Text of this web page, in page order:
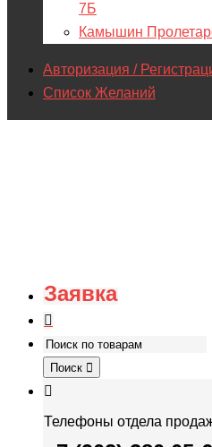
7Б
Камышин
Авторизация /
Список Желаний
Заявка
Поиск
Телефоны отдела